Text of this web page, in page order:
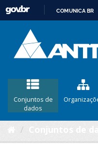
COMUNICA BR
Conjuntos de
dados